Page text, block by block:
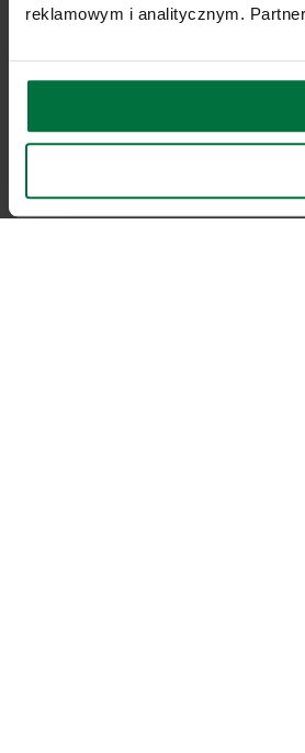
reklamowym i analitycznym.